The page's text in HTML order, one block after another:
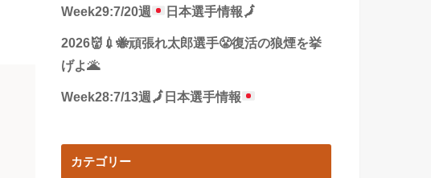
Week29:7/20週 日本選手情報🗾
2026👹💉🐝頑張れ太郎選手😤復活の狼煙を挙
げよ🌋
Week28:7/13週 🗾 日本選手情報
カテゴリー